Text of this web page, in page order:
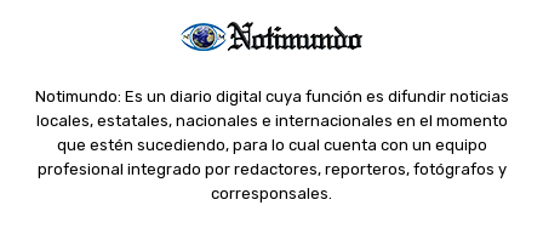
Notimundo: Es un diario digital cuya función es difundir noticias
locales, estatales, nacionales e internacionales en el momento
que estén sucediendo, para lo cual cuenta con un equipo
profesional integrado por redactores, reporteros, fotógrafos y
corresponsales.